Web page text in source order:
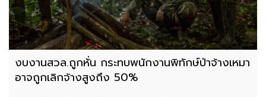
งบงานสวล.ถูกหั่น กระทบพนักงานพิทักษ์ป่าจ้างเหมา
อาจถูกเลิกจ้างสูงถึง 50%